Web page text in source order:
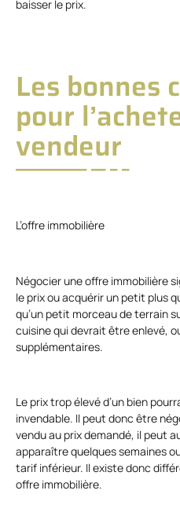
baisser le prix.
Les bonnes
pour
vendeur
L’offre immobilière
Négocier une offre immobilière
le prix ou acquérir un petit plus
qu’un petit morceau de terrain
cuisine qui devrait être enlevé,
supplémentaires.
Le prix trop élevé d’un bien
invendable. Il peut donc être
vendu au prix demandé, il peut
apparaître quelques semaines
tarif inférieur. Il existe donc
offre immobilière.